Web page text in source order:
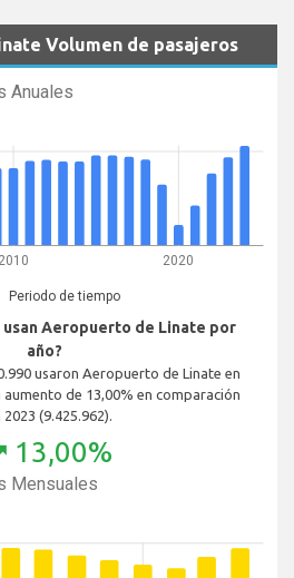
Volumen de pasajeros
Anuales
2010 2020
Periodo de tiempo
usan Aeropuerto de Linate por
año?
usaron Aeropuerto de Linate en
de 13,00% en comparación
2023 (9.425.962).
13,00%
Mensuales